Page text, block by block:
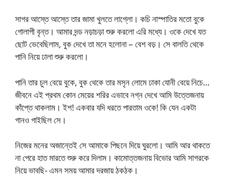
সাগর আস্তে আস্তে তার জামা খুলতে লাগ্লো। কচি নাস্পাতির মতো বুকে
গোলাপী বৃন্ত। আমার দন্ড নড়াচড়া শুরু করলো এরি মধ্যে। ওকে দেখে যত
ছোট ভেবেছিলাম, বুক দেখে তা মনে হলোনা – বেশ বড়। সে বালতি থেকে
পানি নিয়ে ঢালা শুরু করলো।
পানি তার চুল বেয়ে বুকে, বুক থেকে তার মসৃন লোমে ঢাকা যোনী বেয়ে নিচে…
জীবনে এই প্রথম কোন মেয়ের শরির এভাবে নগ্ন দেখে আমি উত্তেজনায়
কাঁপ্তে থাকলাম। ইশ! একবার যদি ধরতে পারতাম ওকে! কি যেন একটা
গানও গাইছিল সে।
নিজের মনের অজান্তেই সে আমাকে পিছনে দিয়ে ঘুরলো। আমি আর থাকতে
না পেরে হাত মারতে শুরু করে দিলাম। কামোত্তজনায় বিভোর আমি সাগরকে
নিয়ে ভাবছি- এমন সময় আমার দরজায় ঠকঠক।